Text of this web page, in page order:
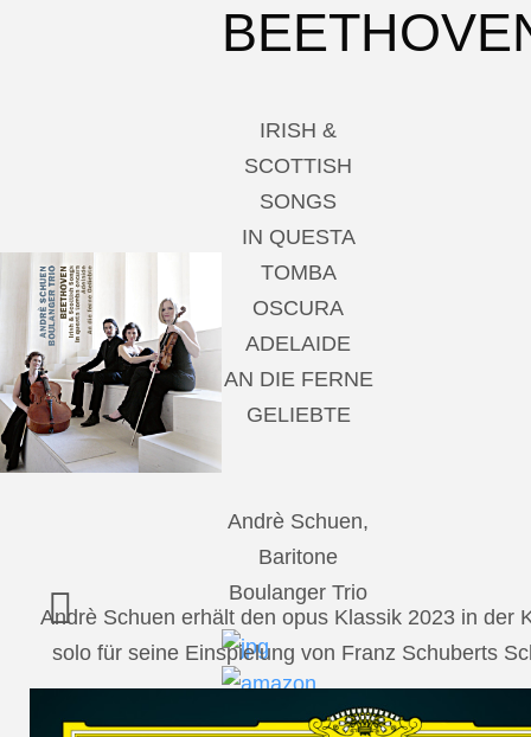
IRISH &
SCOTTISH
SONGS
IN QUESTA
TOMBA
OSCURA
ADELAIDE
AN DIE FERNE
GELIEBTE
Andrè Schuen,
Baritone
Boulanger Trio
Andrè Schuen erhält den opus Klassik 2023 in der
solo für seine Einspielung von Franz Schuberts